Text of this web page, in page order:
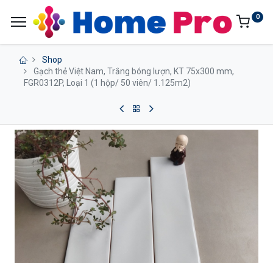
0
Shop
Gạch thẻ Việt Nam, Trắng bóng lượn, KT 75x300 mm,
FGR0312P, Loại 1 (1 hộp/ 50 viên/ 1.125m2)